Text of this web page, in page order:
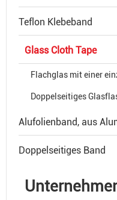
Teflon Klebeband
Glass Cloth Tape
Flachglas mit einer
Doppelseitiges
Alufolienband, aus
Doppelseitiges Band